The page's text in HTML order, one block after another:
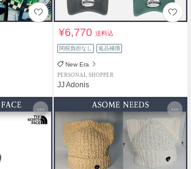
¥6,770送料込
関税負担なし 返品補償
New Era
PERSONAL SHOPPER
JJ Adonis